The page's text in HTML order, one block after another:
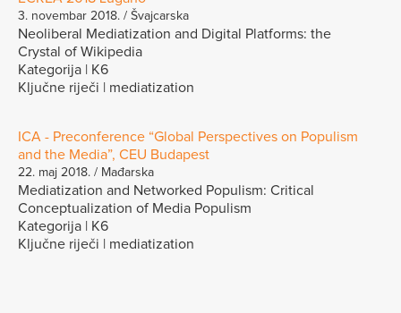
3. novembar 2018. / Švajcarska
Neoliberal Mediatization and Digital Platforms: the
Crystal of Wikipedia
Kategorija | K6
Ključne riječi | mediatization
ICA - Preconference “Global Perspectives on Populism
and the Media”, CEU Budapest
22. maj 2018. / Mađarska
Mediatization and Networked Populism: Critical
Conceptualization of Media Populism
Kategorija | K6
Ključne riječi | mediatization